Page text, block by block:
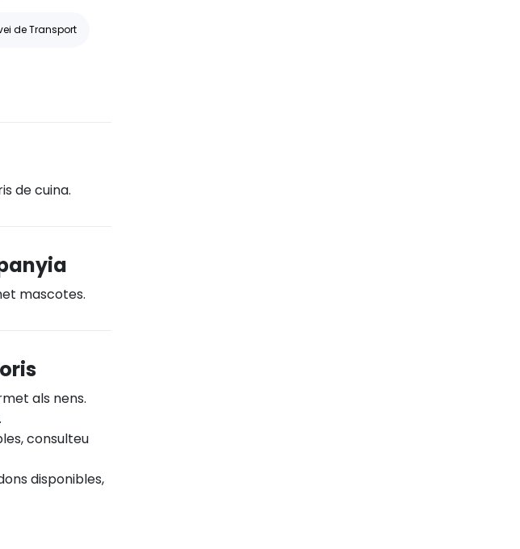
de Transport
de cuina.
mascotes.
als nens.
consulteu
disponibles,